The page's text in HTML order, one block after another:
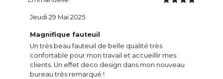
Magnifique fauteuil
Un très beau fauteuil de belle qualité très
confortable pour mon travail et accueillir mes
clients. Un effet deco design dans mon nouveau
bureau très remarqué !
Jeudi 29 Mai 2025